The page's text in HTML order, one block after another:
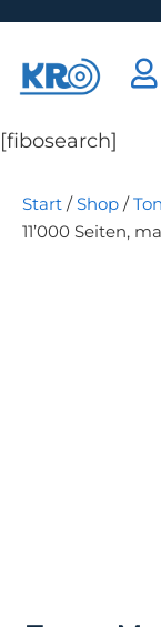
[fibosearch]
Start /Shop /
11’000 Seiten,